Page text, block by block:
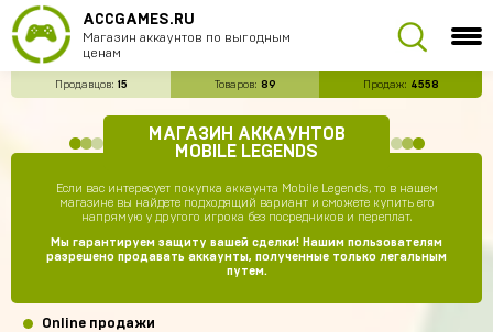
ACCGAMES.RU
Магазин аккаунтов по выгодным
ценам
Продавцов: 15 Товаров: 89 Продаж: 4558
МАГАЗИН АККАУНТОВ
MOBILE LEGENDS
Если вас интересует покупка аккаунта Mobile Legends, то в нашем
магазине вы найдете подходящий вариант и сможете купить его
напрямую у другого игрока без посредников и переплат.
Мы гарантируем защиту вашей сделки! Нашим пользователям
разрешено продавать аккаунты, полученные только легальным
путем.
Online продажи